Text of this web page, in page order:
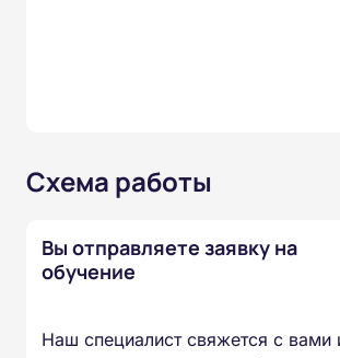
Схема работы
Вы отправляете заявку на
обучение
Наш специалист свяжется с вами